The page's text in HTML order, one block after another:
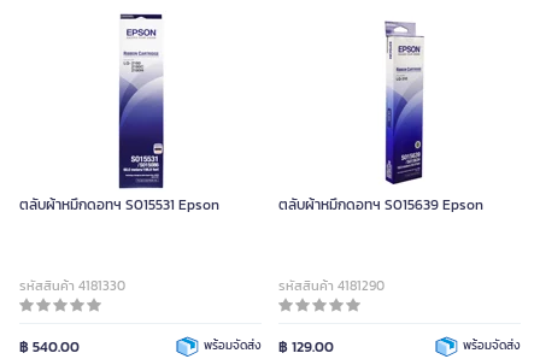
ตลับผ้าหมึกดอทฯ S015531 Epson
รหัสสินค้า 4181330
฿ 540.00 พร้อมจัดส่ง
ตลับผ้าหมึกดอทฯ S015639 Epson
รหัสสินค้า 4181290
฿ 129.00 พร้อมจัดส่ง